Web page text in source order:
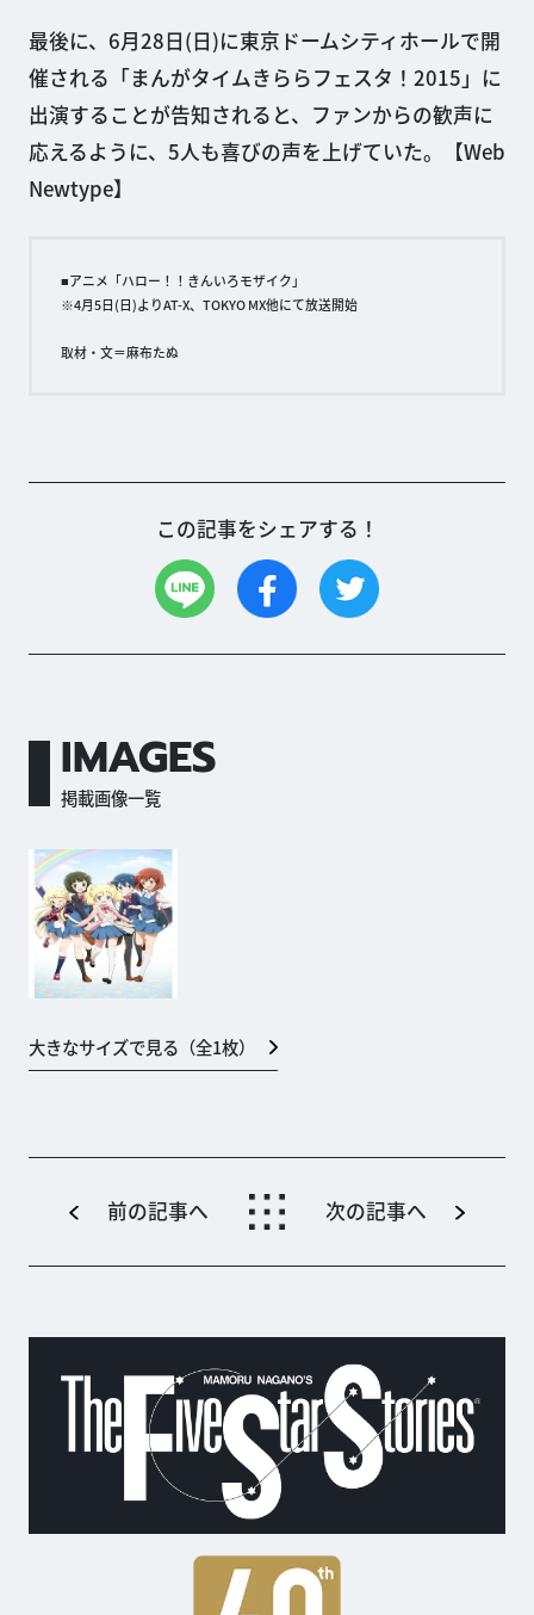
最後に、6月28日(日)に東京ドームシティホールで開
催される「まんがタイムきららフェスタ！2015」に
出演することが告知されると、ファンからの歓声に
応えるように、5人も喜びの声を上げていた。【Web
Newtype】
■アニメ「ハロー！！きんいろモザイク」
※4月5日(日)よりAT-X、TOKYO MX他にて放送開始
取材・文＝麻布たぬ
この記事をシェアする！
IMAGES
掲載画像一覧
大きなサイズで見る（全1枚）
前の記事へ 次の記事へ